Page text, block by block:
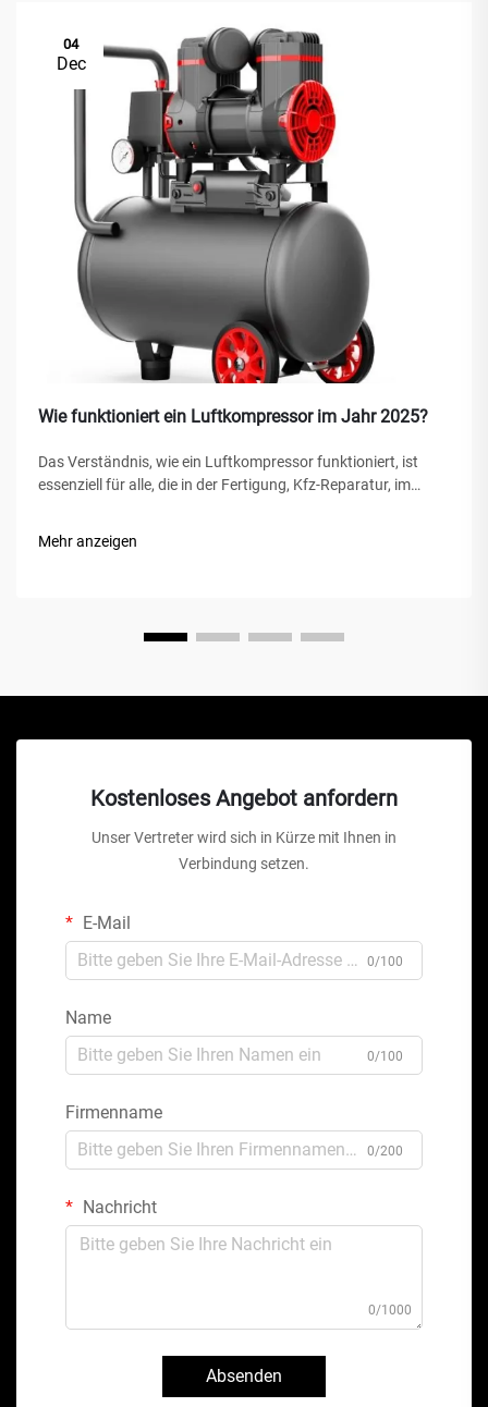
04
Dec
Wie funktioniert ein Luftkompressor im Jahr 2025?
Das Verständnis, wie ein Luftkompressor funktioniert, ist
essenziell für alle, die in der Fertigung, Kfz-Reparatur, im
Energie in potenzielle Energie umwandelt...
Mehr anzeigen
Kostenloses Angebot anfordern
Unser Vertreter wird sich in Kürze mit Ihnen in
Verbindung setzen.
E-Mail
0/100
Name
0/100
Firmenname
0/200
Nachricht
0/1000
Absenden